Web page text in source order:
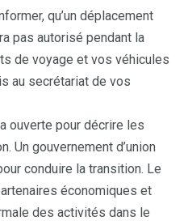
qu’un déplacement
pas autorisé pendant la
de voyage et vos véhicules
au secrétariat de vos
ouverte pour décrire les
Un gouvernement d’union
conduire la transition. Le
économiques et
des activités dans le